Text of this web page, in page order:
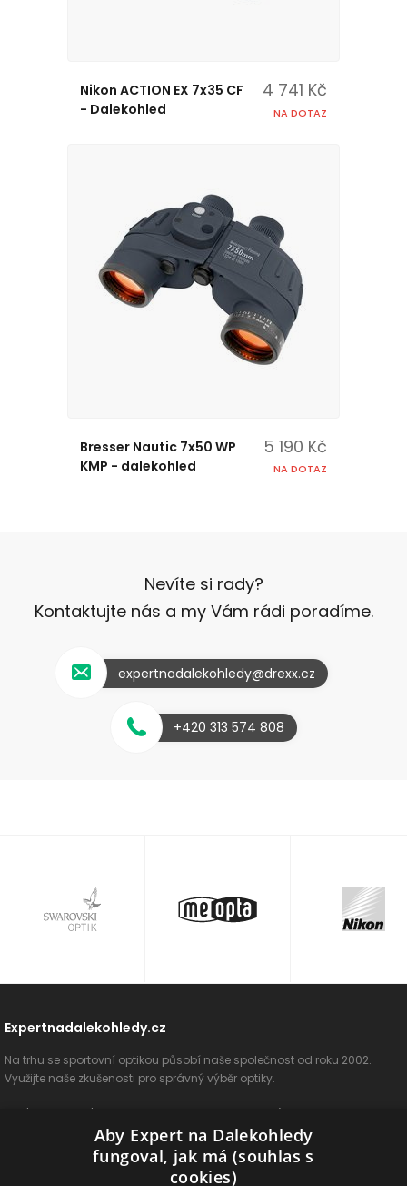
Nikon ACTION EX 7x35 CF
- Dalekohled
4 741 Kč
NA DOTAZ
Bresser Nautic 7x50 WP
KMP - dalekohled
5 190 Kč
NA DOTAZ
Nevíte si rady?
Kontaktujte nás a my Vám rádi poradíme.
expertnadalekohledy@drexx.cz
+420 313 574 808
Expertnadalekohledy.cz
Na trhu se sportovní optikou působí naše společnost od roku 2002.
Využijte naše zkušenosti pro správný výběr optiky.
O nás Vše o nákupu Poradenství
Ochrana osobních údajů ODSTOUPIT OD SMLOUVY
Aby Expert na Dalekohledy
fungoval, jak má (souhlas s
cookies)